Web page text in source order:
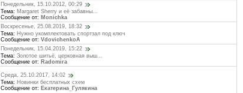
Понедельник, 15.10.2012, 00:29
Тема: Margaret Sherry и её забавны...
Сообщение от: Monichka
Воскресенье, 25.08.2019, 18:32
Тема: Нужно укомплектовать спортзал под ключ
Сообщение от: VdovichenkoA
Понедельник, 15.04.2019, 15:22
Тема: Золотое шитьё, церковная выш...
Сообщение от: Radomira
Среда, 25.10.2017, 14:02
Тема: Новинки бесплатных схем
Сообщение от: Екатерина_Гулякина